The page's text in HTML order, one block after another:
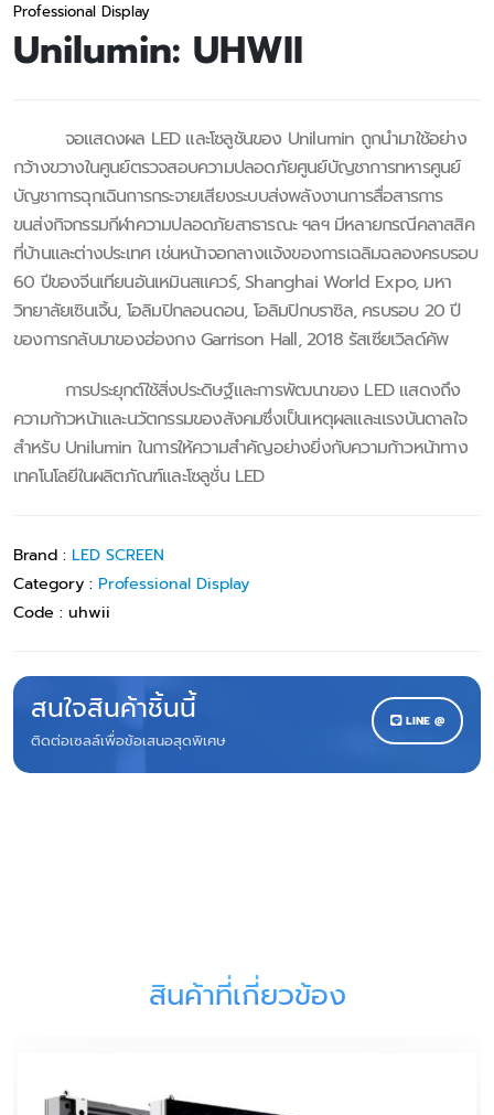
Professional Display
Unilumin: UHWII
จอแสดงผล LED และโซลูชันของ Unilumin ถูกนำมาใช้อย่าง
กว้างขวางในศูนย์ตรวจสอบความปลอดภัยศูนย์บัญชาการทหารศูนย์
บัญชาการฉุกเฉินการกระจายเสียงระบบส่งพลังงานการสื่อสารการ
ขนส่งกิจกรรมกีฬาความปลอดภัยสาธารณะ ฯลฯ มีหลายกรณีคลาสสิค
ที่บ้านและต่างประเทศ เช่นหน้าจอกลางแจ้งของการเฉลิมฉลองครบรอบ
60 ปีของจีนเทียนอันเหมินสแควร์, Shanghai World Expo, มหา
วิทยาลัยเซินเจิ้น, โอลิมปิกลอนดอน, โอลิมปิกบราซิล, ครบรอบ 20 ปี
ของการกลับมาของฮ่องกง Garrison Hall, 2018 รัสเซียเวิลด์คัพ
การประยุกต์ใช้สิ่งประดิษฐ์และการพัฒนาของ LED แสดงถึง
ความก้าวหน้าและนวัตกรรมของสังคมซึ่งเป็นเหตุผลและแรงบันดาลใจ
สำหรับ Unilumin ในการให้ความสำคัญอย่างยิ่งกับความก้าวหน้าทาง
เทคโนโลยีในผลิตภัณฑ์และโซลูชั่น LED
Brand : LED SCREEN
Category : Professional Display
Code : uhwii
สนใจสินค้าชิ้นนี้
ติดต่อเซลล์เพื่อข้อเสนอสุดพิเศษ
LINE @
สินค้าที่เกี่ยวข้อง